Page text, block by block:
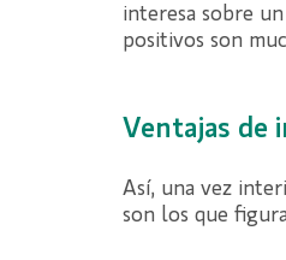
interesa sobre
positivos son
Ventajas de
Así, una vez
son los que